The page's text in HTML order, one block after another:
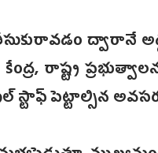
ద్వారానే
రాష్ట్ర
స్టా‌ఫ్ పెట్టాల్సిన